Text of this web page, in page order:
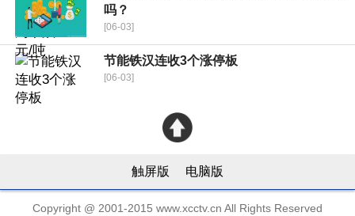
吗？
[06-03]
节能铁汉连收3个涨停板
[06-03]
触屏版 电脑版
Copyright @ 2001-2015 www.xcctv.cn All Rights Reserved